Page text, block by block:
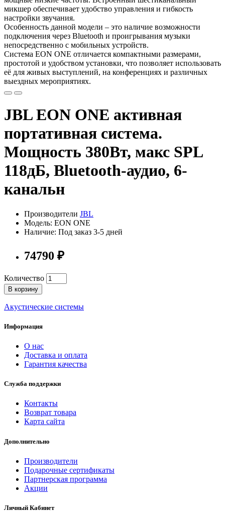
микшер обеспечивает удобство управления и гибкость
настройки звучания.
Особенность данной модели – это наличие возможности
подключения через Bluetooth и проигрывания музыки
непосредственно с мобильных устройств.
Система EON ONE отличается компактными размерами,
простотой и удобством установки, что позволяет использовать
её для живых выступлений, на конференциях и различных
выездных мероприятиях.
JBL EON ONE активная
портативная система.
Мощность 380Вт, макс SPL
118дБ, Bluetooth-аудио, 6-
канальн
Производители JBL
Модель: EON ONE
Наличие: Под заказ 3-5 дней
74790 ₽
Количество
В корзину
Акустические системы
Информация
О нас
Доставка и оплата
Гарантия качества
Служба поддержки
Контакты
Возврат товара
Карта сайта
Дополнительно
Производители
Подарочные сертификаты
Партнерская программа
Акции
Личный Кабинет